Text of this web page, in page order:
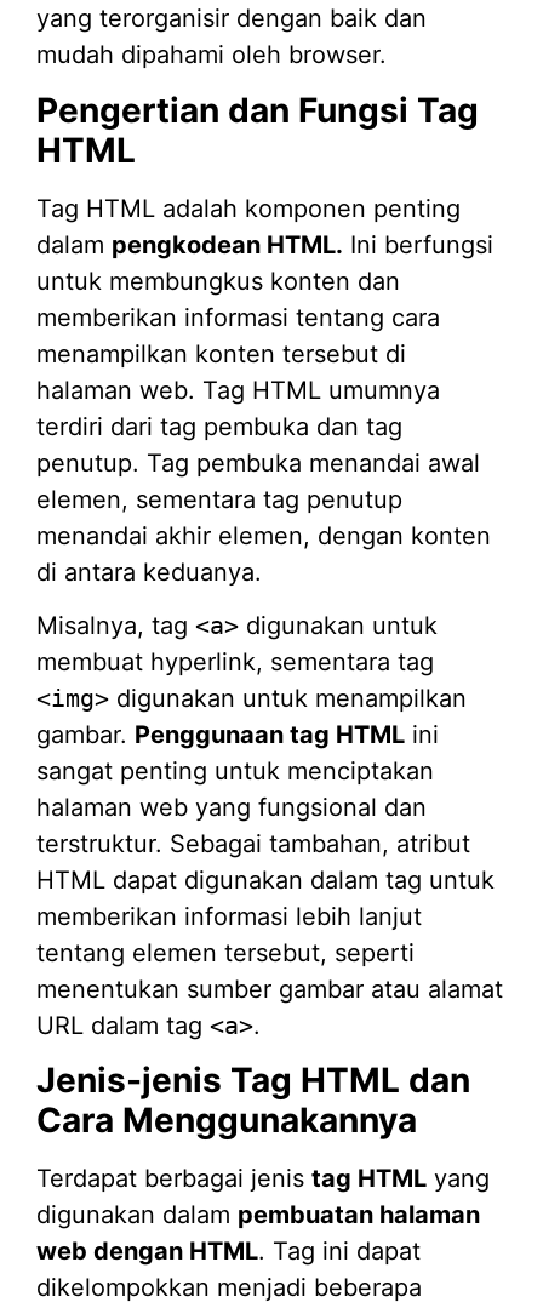
yang terorganisir dengan baik dan
mudah dipahami oleh browser.
Pengertian dan Fungsi Tag
HTML
Tag HTML adalah komponen penting
dalam pengkodean HTML. Ini berfungsi
untuk membungkus konten dan
memberikan informasi tentang cara
menampilkan konten tersebut di
halaman web. Tag HTML umumnya
terdiri dari tag pembuka dan tag
penutup. Tag pembuka menandai awal
elemen, sementara tag penutup
menandai akhir elemen, dengan konten
di antara keduanya.
Misalnya, tag <a> digunakan untuk
membuat hyperlink, sementara tag
<img> digunakan untuk menampilkan
gambar. Penggunaan tag HTML ini
sangat penting untuk menciptakan
halaman web yang fungsional dan
terstruktur. Sebagai tambahan, atribut
HTML dapat digunakan dalam tag untuk
memberikan informasi lebih lanjut
tentang elemen tersebut, seperti
menentukan sumber gambar atau alamat
URL dalam tag <a>.
Jenis-jenis Tag HTML dan
Cara Menggunakannya
Terdapat berbagai jenis tag HTML yang
digunakan dalam pembuatan halaman
web dengan HTML. Tag ini dapat
dikelompokkan menjadi beberapa